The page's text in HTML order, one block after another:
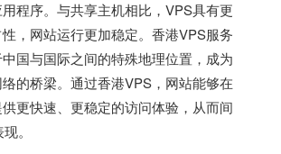
程序。与共享主机相比，VPS具有更
，网站运行更加稳定。 香港VPS服务
国与国际之间的特殊地理位置，成为
的桥梁。通过香港VPS，网站能够在
更快速、更稳定的访问体验，从而间
。